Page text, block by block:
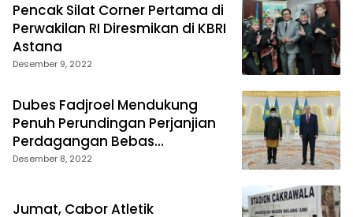
Pencak Silat Corner Pertama di
Perwakilan RI Diresmikan di KBRI
Astana
Desember 9, 2022
Dubes Fadjroel Mendukung
Penuh Perundingan Perjanjian
Perdagangan Bebas
Indonesia-Eurasia Economic
Desember 8, 2022
Jumat, Cabor Atletik